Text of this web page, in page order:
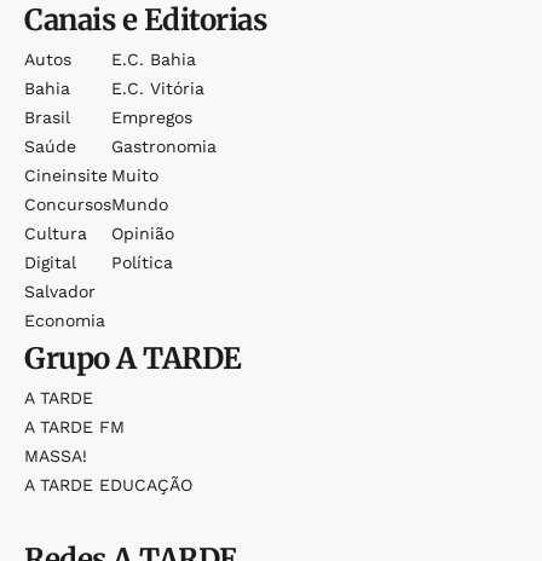
Canais e Editorias
Autos
Bahia
Brasil
Saúde
Cineinsite
Concursos
Cultura
Digital
Salvador
Economia
E.c. Bahia
E.c. Vitória
Empregos
Gastronomia
Muito
Mundo
Opinião
Política
GrupoA TARDE
A TARDE
A TARDE FM
MASSA!
A TARDE EDUCAÇÃO